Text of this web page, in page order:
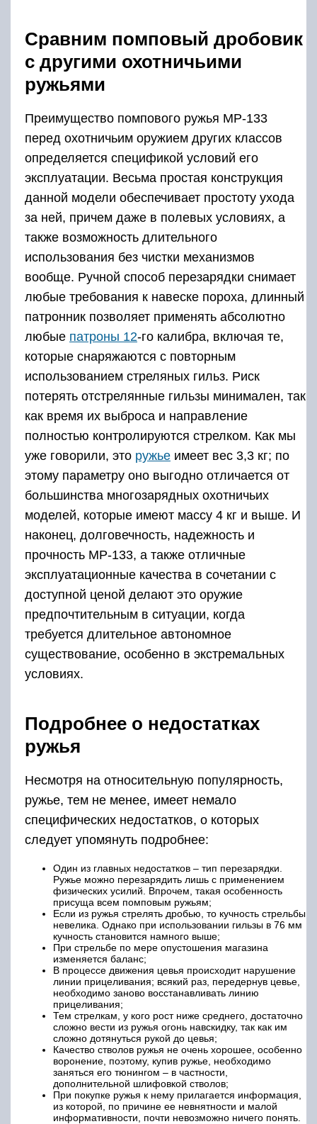
Сравним помповый дробовик
с другими охотничьими
ружьями
Преимущество помпового ружья МР-133
перед охотничьим оружием других классов
определяется спецификой условий его
эксплуатации. Весьма простая конструкция
данной модели обеспечивает простоту ухода
за ней, причем даже в полевых условиях, а
также возможность длительного
использования без чистки механизмов
вообще. Ручной способ перезарядки снимает
любые требования к навеске пороха, длинный
патронник позволяет применять абсолютно
любые патроны 12-го калибра, включая те,
которые снаряжаются с повторным
использованием стреляных гильз. Риск
потерять отстрелянные гильзы минимален, так
как время их выброса и направление
полностью контролируются стрелком. Как мы
уже говорили, это ружье имеет вес 3,3 кг; по
этому параметру оно выгодно отличается от
большинства многозарядных охотничьих
моделей, которые имеют массу 4 кг и выше. И
наконец, долговечность, надежность и
прочность МР-133, а также отличные
эксплуатационные качества в сочетании с
доступной ценой делают это оружие
предпочтительным в ситуации, когда
требуется длительное автономное
существование, особенно в экстремальных
условиях.
Подробнее о недостатках
ружья
Несмотря на относительную популярность,
ружье, тем не менее, имеет немало
специфических недостатков, о которых
следует упомянуть подробнее:
Один из главных недостатков – тип перезарядки.
Ружье можно перезарядить лишь с применением
физических усилий. Впрочем, такая особенность
присуща всем помповым ружьям;
Если из ружья стрелять дробью, то кучность стрельбы
невелика. Однако при использовании гильзы в 76 мм
кучность становится намного выше;
При стрельбе по мере опустошения магазина
изменяется баланс;
В процессе движения цевья происходит нарушение
линии прицеливания; всякий раз, передернув цевье,
необходимо заново восстанавливать линию
прицеливания;
Тем стрелкам, у кого рост ниже среднего, достаточно
сложно вести из ружья огонь навскидку, так как им
сложно дотянуться рукой до цевья;
Качество стволов ружья не очень хорошее, особенно
воронение, поэтому, купив ружье, необходимо
заняться его тюнингом – в частности,
дополнительной шлифовкой стволов;
При покупке ружья к нему прилагается информация,
из которой, по причине ее невнятности и малой
информативности, почти невозможно ничего понять.